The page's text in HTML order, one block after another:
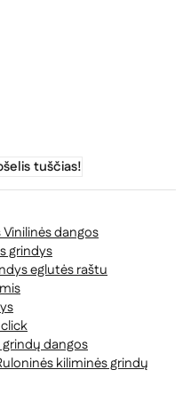
tuščias!
Vinilinės dangos
grindys
eglutės raštu
dangos
kiliminės grindų